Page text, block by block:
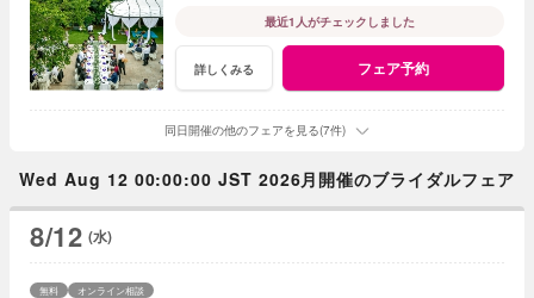
最近1人がチェックしました
詳しくみる フェア予約
同日開催の他のフェアを見る(7件)
Wed Aug 12 00:00:00 JST 2026月開催のブライダルフェア
8/12 (水)
無料 オンライン相談